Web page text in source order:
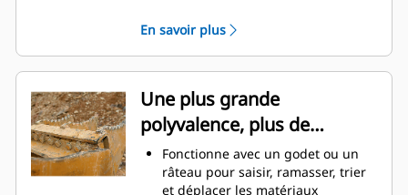
Compatibilité étendue entre les
machines en raison d'une
conception plus légère
Augmentez votre productivité de
manière régulière là où un godet
ou un râteau seul serait insuffisant
En savoir plus
Une plus grande
polyvalence, plus de
productivité
Fonctionne avec un godet ou un
râteau pour saisir, ramasser, trier
et déplacer les matériaux